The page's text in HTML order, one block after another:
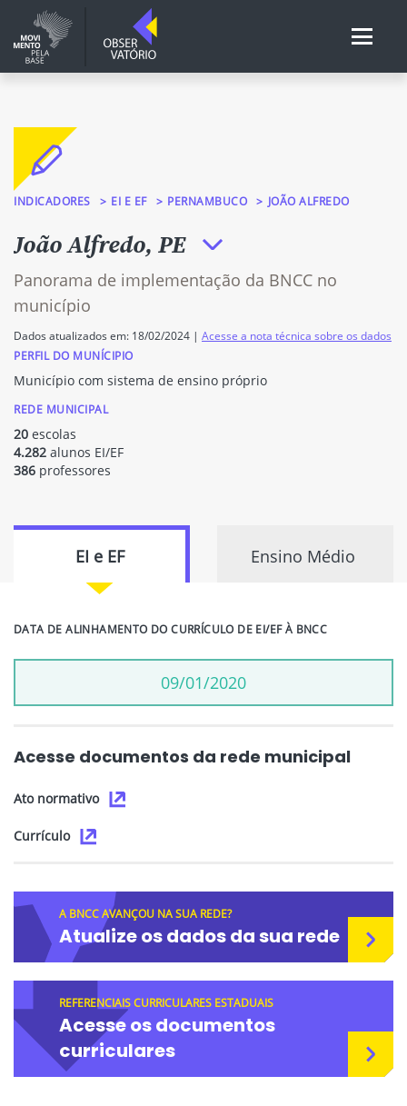
INDICADORES EI E EF PERNAMBUCO JOÃO ALFREDO
João Alfredo, PE
Panorama de implementação da BNCC no
município
Dados atualizados em: 18/02/2024 | Acesse a nota técnica sobre os dados
PERFIL DO MUNÍCIPIO
Município com sistema de ensino próprio
REDE MUNICIPAL
20 escolas
4.282 alunos EI/EF
386 professores
EI e EF Ensino Médio
DATA DE ALINHAMENTO DO CURRÍCULO DE EI/EF À BNCC
09/01/2020
Acesse documentos da rede municipal
Ato normativo
Currículo
A BNCC AVANÇOU NA SUA REDE?
Atualize os dados da sua rede
REFERENCIAIS CURRICULARES ESTADUAIS
Acesse os documentos
curriculares